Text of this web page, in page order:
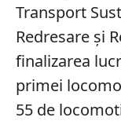
Transport
Redresare şi
finalizarea
primei
55 de